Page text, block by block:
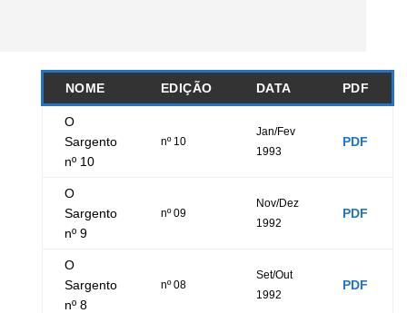
NOME EDIÇÃO DATA PDF
O
Sargento
nº 10
nº 10
Jan/Fev
1993
PDF
O
Sargento
nº 9
nº 09
Nov/Dez
1992
PDF
O
Sargento
nº 8
nº 08
Set/Out
1992
PDF